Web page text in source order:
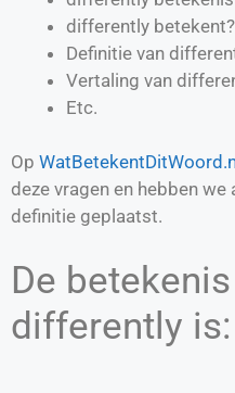
differently betekent?
Definitie van
Vertaling van
Etc.
Op
deze vragen en hebben we
definitie geplaatst.
De
differently is: